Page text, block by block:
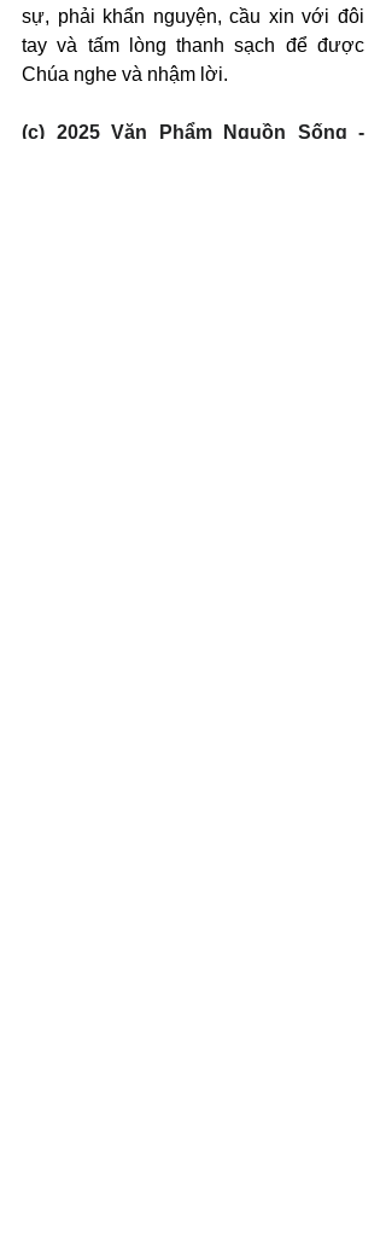
sự, phải khẩn nguyện, cầu xin với đôi
tay và tấm lòng thanh sạch để được
Chúa nghe và nhậm lời.
(c) 2025 Văn Phẩm Nguồn Sống -